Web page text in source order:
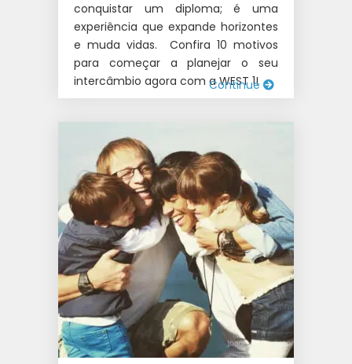
conquistar um diploma; é uma
experiência que expande horizontes
e muda vidas. Confira 10 motivos
para começar a planejar o seu
intercâmbio agora com a WEST 1!
Continue